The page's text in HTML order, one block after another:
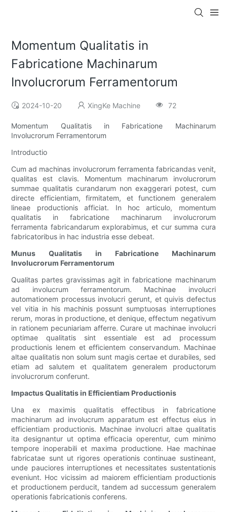
Momentum Qualitatis in
Fabricatione Machinarum
Involucrorum Ferramentorum
2024-10-20 XingKe Machine 72
Momentum Qualitatis in Fabricatione Machinarum
Involucrorum Ferramentorum
Introductio
Cum ad machinas involucrorum ferramenta fabricandas venit,
qualitas est clavis. Momentum machinarum involucrorum
summae qualitatis curandarum non exaggerari potest, cum
directe efficientiam, firmitatem, et functionem generalem
lineae productionis afficiat. In hoc articulo, momentum
qualitatis in fabricatione machinarum involucrorum
ferramenta fabricandarum explorabimus, et cur summa cura
fabricatoribus in hac industria esse debeat.
Munus Qualitatis in Fabricatione Machinarum
Involucrorum Ferramentorum
Qualitas partes gravissimas agit in fabricatione machinarum
ad involucrum ferramentorum. Machinae involucri
automationem processus involucri gerunt, et quivis defectus
vel vitia in his machinis possunt sumptuosas interruptiones
rerum, moras in productione, et denique, effectum negativum
in rationem pecuniariam afferre. Curare ut machinae involucri
optimae qualitatis sint essentiale est ad processum
productionis lenem et efficientem conservandum. Machinae
altae qualitatis non solum sunt magis certae et durabiles, sed
etiam ad salutem et qualitatem generalem productorum
involucrorum conferunt.
Impactus Qualitatis in Efficientiam Productionis
Una ex maximis qualitatis effectibus in fabricatione
machinarum ad involucrum apparatum est effectus eius in
efficientiam productionis. Machinae involucri altae qualitatis
ita designantur ut optima efficacia operentur, cum minimo
tempore inoperabili et maxima productione. Hae machinae
fabricatae sunt ut rigores operationis continuae sustineant,
unde pauciores interruptiones et necessitates sustentationis
eveniunt. Hoc vicissim ad maiorem efficientiam productionis
et productionem perducit, tandem ad successum generalem
operationis fabricationis conferens.